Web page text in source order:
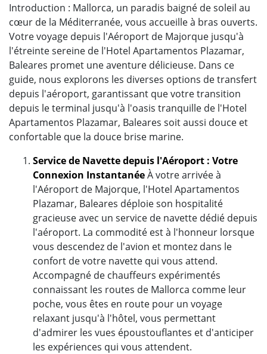
Introduction : Mallorca, un paradis baigné de soleil au
cœur de la Méditerranée, vous accueille à bras ouverts.
Votre voyage depuis l'Aéroport de Majorque jusqu'à
l'étreinte sereine de l'Hotel Apartamentos Plazamar,
Baleares promet une aventure délicieuse. Dans ce
guide, nous explorons les diverses options de transfert
depuis l'aéroport, garantissant que votre transition
depuis le terminal jusqu'à l'oasis tranquille de l'Hotel
Apartamentos Plazamar, Baleares soit aussi douce et
confortable que la douce brise marine.
Service de Navette depuis l'Aéroport : Votre
Connexion InstantanéeÀ votre arrivée à
l'Aéroport de Majorque, l'Hotel Apartamentos
Plazamar, Baleares déploie son hospitalité
gracieuse avec un service de navette dédié depuis
l'aéroport. La commodité est à l'honneur lorsque
vous descendez de l'avion et montez dans le
confort de votre navette qui vous attend.
Accompagné de chauffeurs expérimentés
connaissant les routes de Mallorca comme leur
poche, vous êtes en route pour un voyage
relaxant jusqu'à l'hôtel, vous permettant
d'admirer les vues époustouflantes et d'anticiper
les expériences qui vous attendent.